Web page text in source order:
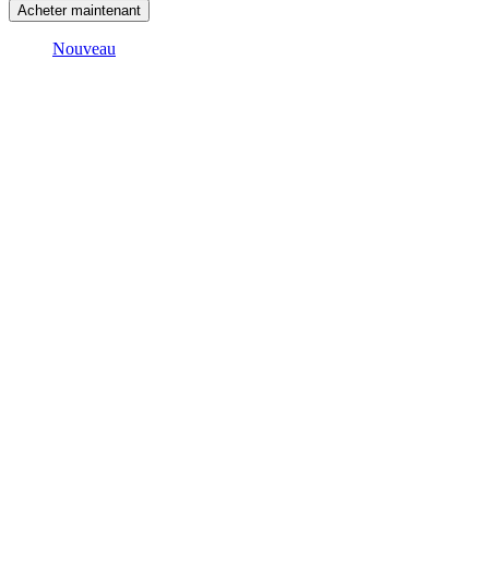
Acheter maintenant
Nouveau